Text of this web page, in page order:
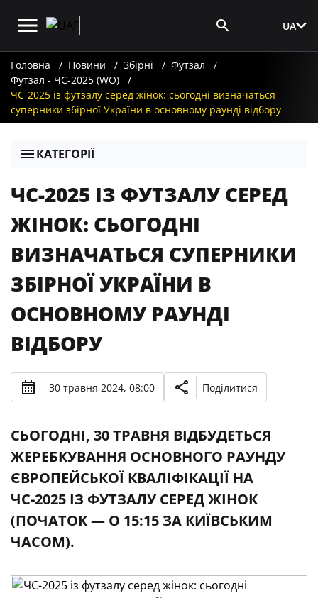
UA
Головна Новини Збірні
Футзал
Футзал - ЧС-2025 (WO)
ЧС-2025 із футзалу серед жінок: сьогодні визначаться
суперники збірної України в основному раунді відбору
КАТЕГОРІЇ
ЧС-2025 ІЗ ФУТЗАЛУ СЕРЕД
ЖІНОК: СЬОГОДНІ
ВИЗНАЧАТЬСЯ СУПЕРНИКИ
ЗБІРНОЇ УКРАЇНИ В
ОСНОВНОМУ РАУНДІ
ВІДБОРУ
30 травня 2024, 08:00 Поділитися
СЬОГОДНІ, 30 ТРАВНЯ ВІДБУДЕТЬСЯ
ЖЕРЕБКУВАННЯ ОСНОВНОГО РАУНДУ
ЄВРОПЕЙСЬКОЇ КВАЛІФІКАЦІЇ НА
ЧС-2025 ІЗ ФУТЗАЛУ СЕРЕД ЖІНОК
(ПОЧАТОК — О 15:15 ЗА КИЇВСЬКИМ
ЧАСОМ).